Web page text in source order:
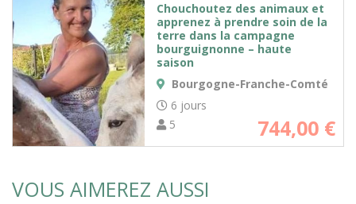
Chouchoutez des animaux et
apprenez à prendre soin de la
terre dans la campagne
bourguignonne – haute
saison
Bourgogne-Franche-Comté
6 jours
5
744,00 €
VOUS AIMEREZ AUSSI